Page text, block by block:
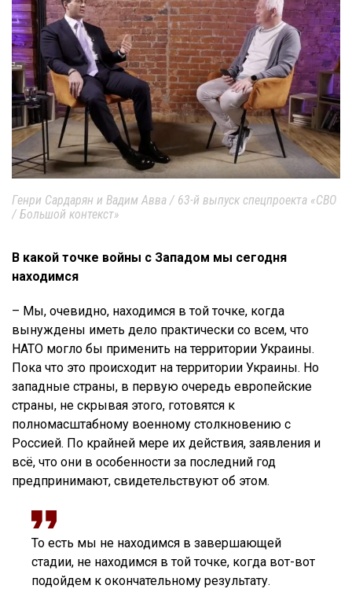
Генри Сардарян и Вадим Авва / 63-й выпуск спецпроекта «СВО
/ Большой контекст»
В какой точке войны с Западом мы сегодня
находимся
– Мы, очевидно, находимся в той точке, когда
вынуждены иметь дело практически со всем, что
НАТО могло бы применить на территории Украины.
Пока что это происходит на территории Украины. Но
западные страны, в первую очередь европейские
страны, не скрывая этого, готовятся к
полномасштабному военному столкновению с
Россией. По крайней мере их действия, заявления и
всё, что они в особенности за последний год
предпринимают, свидетельствуют об этом.
То есть мы не находимся в завершающей
стадии, не находимся в той точке, когда вот-вот
подойдем к окончательному результату.